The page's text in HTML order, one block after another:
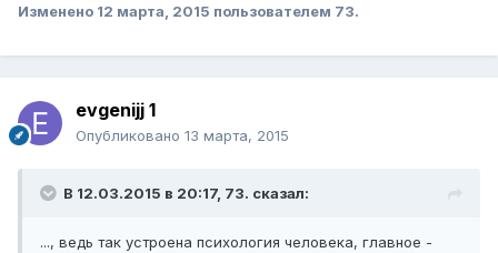
Изменено 12 марта, 2015 пользователем 73.
evgenijj 1
Опубликовано 13 марта, 2015
В 12.03.2015 в 20:17, 73. сказал:
..., ведь так устроена психология человека, главное -